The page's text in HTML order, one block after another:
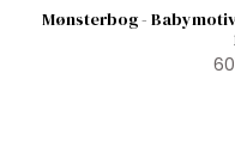
Mønsterbog -